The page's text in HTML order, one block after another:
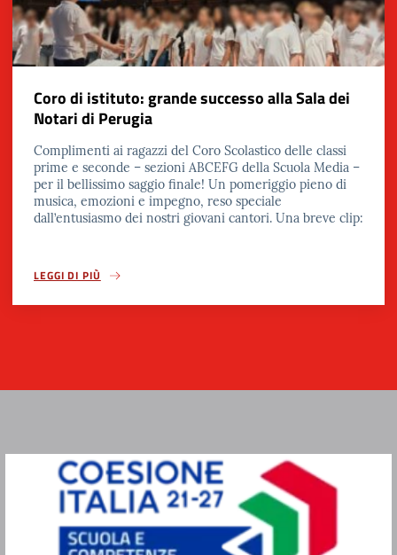
Coro di istituto: grande successo alla Sala dei
Notari di Perugia
Complimenti ai ragazzi del Coro Scolastico delle classi
prime e seconde – sezioni ABCEFG della Scuola Media –
per il bellissimo saggio finale! Un pomeriggio pieno di
musica, emozioni e impegno, reso speciale
dall’entusiasmo dei nostri giovani cantori. Una breve clip:
LEGGI DI PIÙ